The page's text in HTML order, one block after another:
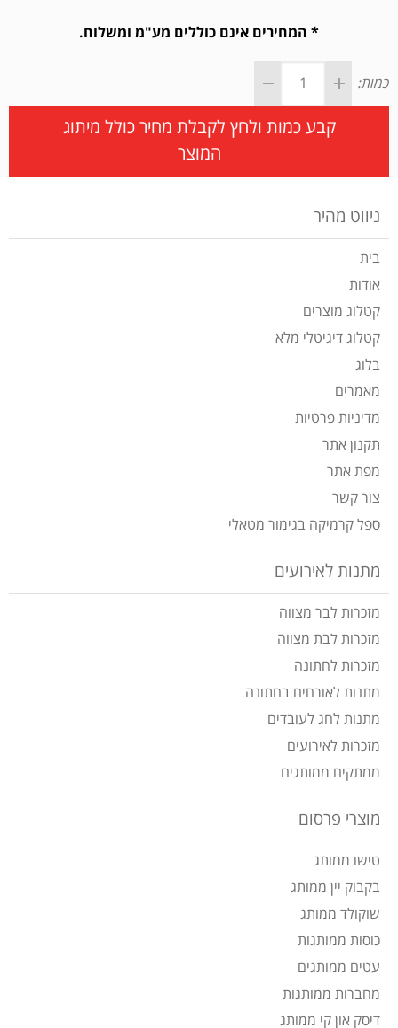
* המחירים אינם כוללים מע"מ ומשלוח.
כמות:
קבע כמות ולחץ לקבלת מחיר כולל מיתוג
המוצר
ניווט מהיר
בית
אודות
קטלוג מוצרים
קטלוג דיגיטלי מלא
בלוג
מאמרים
מדיניות פרטיות
תקנון אתר
מפת אתר
צור קשר
ספל קרמיקה בגימור מטאלי
מתנות לאירועים
מזכרות לבר מצווה
מזכרות לבת מצווה
מזכרות לחתונה
מתנות לאורחים בחתונה
מתנות לחג לעובדים
מזכרות לאירועים
ממתקים ממותגים
מוצרי פרסום
טישו ממותג
בקבוק יין ממותג
שוקולד ממותג
כוסות ממותגות
עטים ממותגים
מחברות ממותגות
דיסק און קי ממותג